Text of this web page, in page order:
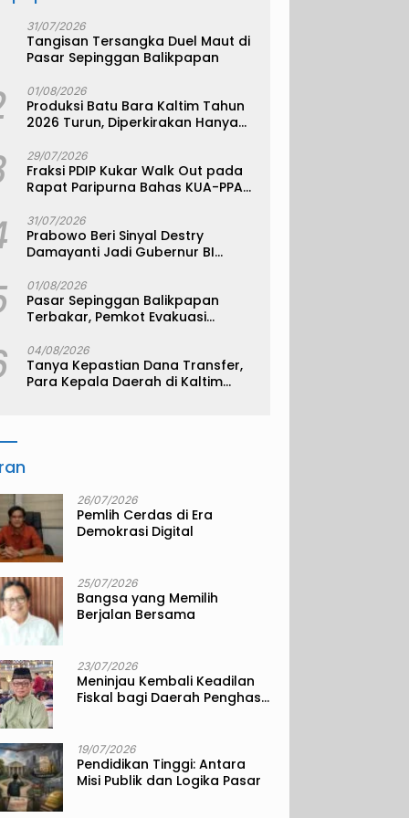
31/07/2026
Tangisan Tersangka Duel Maut di
Pasar Sepinggan Balikpapan
01/08/2026
Produksi Batu Bara Kaltim Tahun
2026 Turun, Diperkirakan Hanya
29/07/2026
Fraksi PDIP Kukar Walk Out pada
Rapat Paripurna Bahas KUA-PPAS
31/07/2026
Prabowo Beri Sinyal Destry
Damayanti Jadi Gubernur BI
01/08/2026
Pasar Sepinggan Balikpapan
Terbakar, Pemkot Evakuasi
04/08/2026
Tanya Kepastian Dana Transfer,
Para Kepala Daerah di Kaltim
26/07/2026
Pemlih Cerdas di Era
Demokrasi Digital
25/07/2026
Bangsa yang Memilih
Berjalan Bersama
23/07/2026
Meninjau Kembali Keadilan
Fiskal bagi Daerah Penghasil
19/07/2026
Pendidikan Tinggi: Antara
Misi Publik dan Logika Pasar